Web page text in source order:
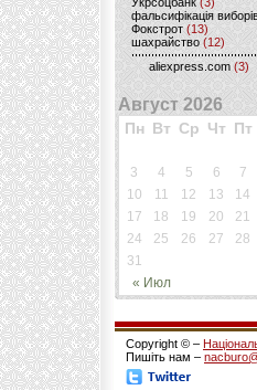
фальсифікація
Фокстрот(13)
шахрайство (12)
aliexpress.com (3)
Август 2026
Пн Вт Ср Чт Пт
« Июл
3
4 5 6 7
10
11 12 13 14
17
18 19 20 21
24
25 26 27 28
31
Copyright © –
Пишіть нам –